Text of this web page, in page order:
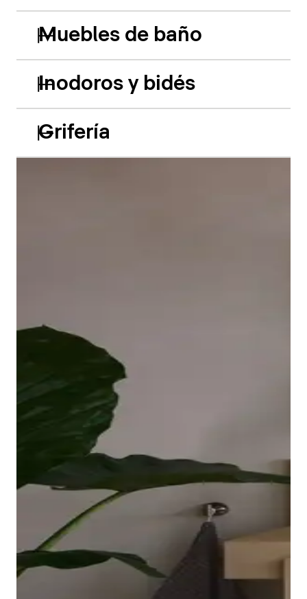
Los grifos adecuados para lavabo, bidé, ducha y
bañera completan la gama de la serie Balcoon. Su
manilla elíptica se integra en el cuerpo del grifo con
un suave arco y resulta muy agradable al tacto.
esquinas y es fácil de limpiar. El interior ergonómico,
disponible en Blanco o Blanco mate, invita a relajarse
Mostrar bañeras
Muebles de baño
Inodoros y bidés
Grifería